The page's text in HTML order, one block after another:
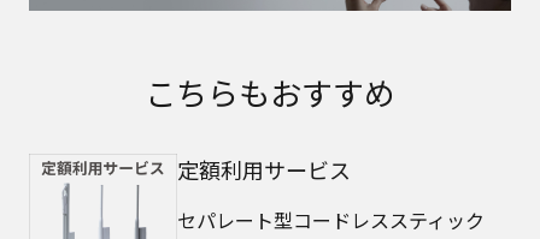
こちらもおすすめ
定額利用サービス
セパレート型コードレススティック